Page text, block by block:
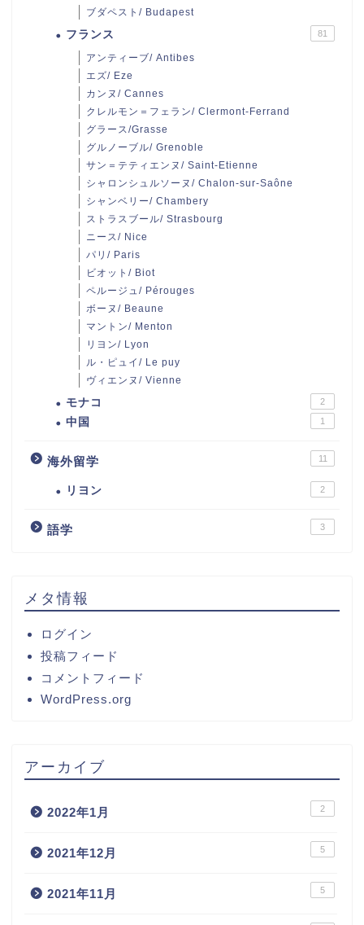
ブダペスト/ Budapest
フランス 81
アンティーブ/ Antibes
エズ/ Eze
カンヌ/ Cannes
クレルモン＝フェラン/ Clermont-Ferrand
グラース/Grasse
グルノーブル/ Grenoble
サン＝テティエンヌ/ Saint-Etienne
シャロンシュルソーヌ/ Chalon-sur-Saône
シャンベリー/ Chambery
ストラスブール/ Strasbourg
ニース/ Nice
パリ/ Paris
ビオット/ Biot
ペルージュ/ Pérouges
ボーヌ/ Beaune
マントン/ Menton
リヨン/ Lyon
ル・ピュイ/ Le puy
ヴィエンヌ/ Vienne
モナコ 2
中国 1
海外留学 11
リヨン 2
語学 3
メタ情報
ログイン
投稿フィード
コメントフィード
WordPress.org
アーカイブ
2022年1月 2
2021年12月 5
2021年11月 5